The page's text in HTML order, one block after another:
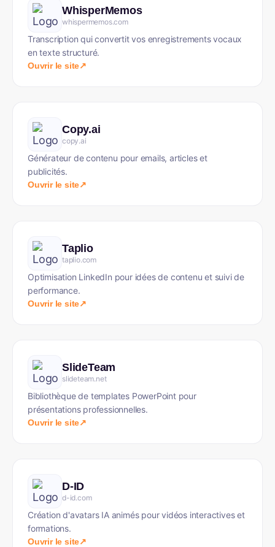
WhisperMemos
whispermemos.com
Transcription qui convertit vos enregistrements vocaux
en texte structuré.
Ouvrir le site↗
Copy.ai
copy.ai
Générateur de contenu pour emails, articles et
publicités.
Ouvrir le site↗
Taplio
taplio.com
Optimisation LinkedIn pour idées de contenu et suivi de
performance.
Ouvrir le site↗
SlideTeam
slideteam.net
Bibliothèque de templates PowerPoint pour
présentations professionnelles.
Ouvrir le site↗
D-ID
d-id.com
Création d'avatars IA animés pour vidéos interactives et
formations.
Ouvrir le site↗